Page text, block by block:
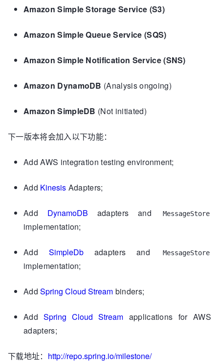
Amazon Simple Storage Service (S3)
Amazon Simple Queue Service (SQS)
Amazon Simple Notification Service (SNS)
Amazon DynamoDB (Analysis ongoing)
Amazon SimpleDB (Not initiated)
下一版本将会加入以下功能：
Add AWS integration testing environment;
Add Kinesis Adapters;
Add DynamoDB adapters and MessageStore
implementation;
Add SimpleDbadapters and MessageStore
implementation;
AddSpring Cloud Stream binders;
AddSpring Cloud Stream applications for AWS
adapters;
下载地址： http://repo.spring.io/milestone/